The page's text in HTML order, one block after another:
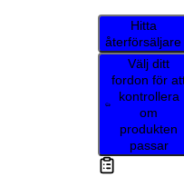
Hitta
återförsäljare
Välj ditt
fordon för
kontrollera
om
produkten
passar